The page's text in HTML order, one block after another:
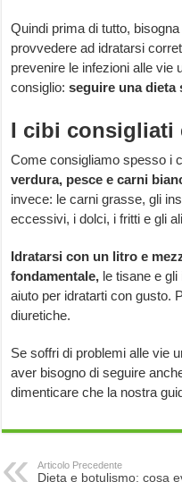
Quindi prima di tutto,
provvedere ad idratarsi
prevenire le infezioni alle vie
consiglio:seguire una dieta
I cibi consigliati
Come consigliamo spesso i
verdura, pesce e carni
invece: le carni grasse, gli
eccessivi, i dolci, i fritti e gli
Idratarsi con un litro e
fondamentale, le tisane e
aiuto per idratarti con gusto.
diuretiche.
Se soffri di problemi alle vie
aver bisogno di seguire
dimenticare che la nostra
Articolo Precedente
Dieta e botulismo: cosa